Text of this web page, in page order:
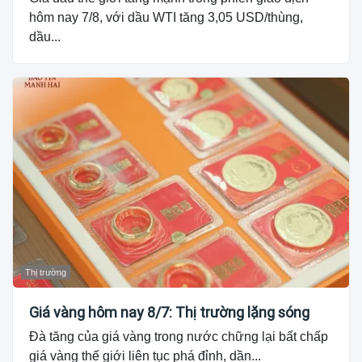
hôm nay 7/8, với dầu WTI tăng 3,05 USD/thùng,
dầu...
Thị trường
Giá vàng hôm nay 8/7: Thị trường lặng sóng
Đà tăng của giá vàng trong nước chững lại bất chấp
giá vàng thế giới liên tục phá đỉnh, dần...